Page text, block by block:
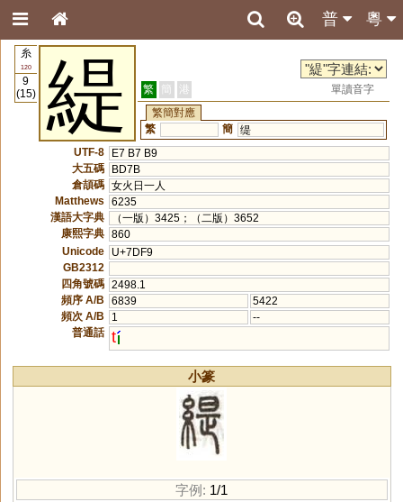
粵
普
糸
120
9
(15)
緹 繁 簡 港
單讀音字
繁簡對應
繁
簡 缇
UTF-8
E7 B7 B9
大五碼
BD7B
倉頡碼 女火日一人
Matthews
6235
漢語大字典
（一版）3425；（二版）3652
康熙字典 860
Unicode
U+7DF9
GB2312
四角號碼 2498.1
頻序 A/B
6839
5422
頻次 A/B
1
--
普通話 t
小篆
字例: 1/1